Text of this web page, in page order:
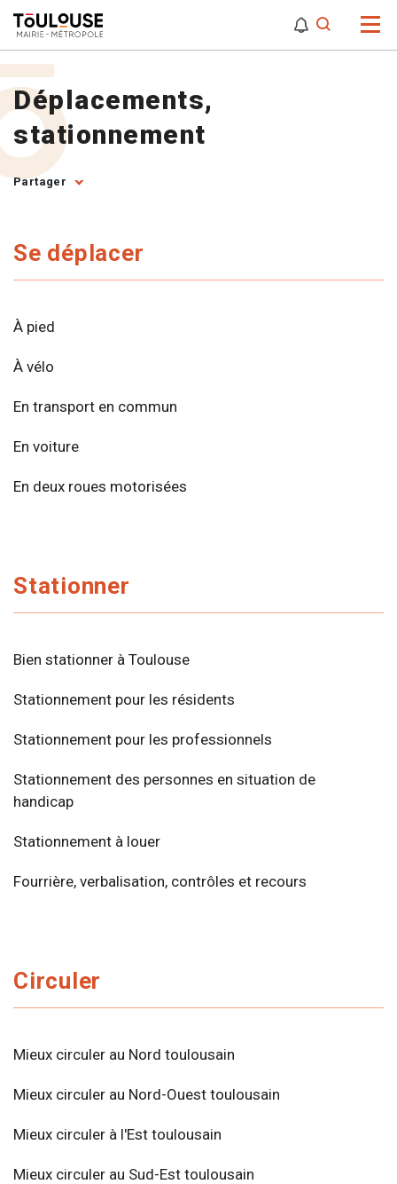
Déplacements,
stationnement
Partager
Se déplacer
À pied
À vélo
En transport en commun
En voiture
En deux roues motorisées
Stationner
Bien stationner à Toulouse
Stationnement pour les résidents
Stationnement pour les professionnels
Stationnement des personnes en situation de
handicap
Stationnement à louer
Fourrière, verbalisation, contrôles et recours
Circuler
Mieux circuler au Nord toulousain
Mieux circuler au Nord-Ouest toulousain
Mieux circuler à l'Est toulousain
Mieux circuler au Sud-Est toulousain